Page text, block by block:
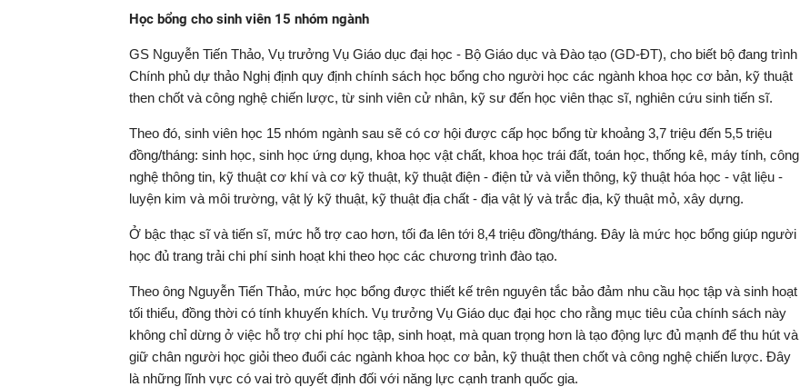
Học bổng cho sinh viên 15 nhóm ngành
GS Nguyễn Tiến Thảo, Vụ trưởng Vụ Giáo dục đại học - Bộ Giáo dục và Đào tạo (GD-ĐT), cho biết bộ đang trình
Chính phủ dự thảo Nghị định quy định chính sách học bổng cho người học các ngành khoa học cơ bản, kỹ thuật
then chốt và công nghệ chiến lược, từ sinh viên cử nhân, kỹ sư đến học viên thạc sĩ, nghiên cứu sinh tiến sĩ.
Theo đó, sinh viên học 15 nhóm ngành sau sẽ có cơ hội được cấp học bổng từ khoảng 3,7 triệu đến 5,5 triệu
đồng/tháng: sinh học, sinh học ứng dụng, khoa học vật chất, khoa học trái đất, toán học, thống kê, máy tính, công
nghệ thông tin, kỹ thuật cơ khí và cơ kỹ thuật, kỹ thuật điện - điện tử và viễn thông, kỹ thuật hóa học - vật liệu -
luyện kim và môi trường, vật lý kỹ thuật, kỹ thuật địa chất - địa vật lý và trắc địa, kỹ thuật mỏ, xây dựng.
Ở bậc thạc sĩ và tiến sĩ, mức hỗ trợ cao hơn, tối đa lên tới 8,4 triệu đồng/tháng. Đây là mức học bổng giúp người
học đủ trang trải chi phí sinh hoạt khi theo học các chương trình đào tạo.
Theo ông Nguyễn Tiến Thảo, mức học bổng được thiết kế trên nguyên tắc bảo đảm nhu cầu học tập và sinh hoạt
tối thiểu, đồng thời có tính khuyến khích. Vụ trưởng Vụ Giáo dục đại học cho rằng mục tiêu của chính sách này
không chỉ dừng ở việc hỗ trợ chi phí học tập, sinh hoạt, mà quan trọng hơn là tạo động lực đủ mạnh để thu hút và
giữ chân người học giỏi theo đuổi các ngành khoa học cơ bản, kỹ thuật then chốt và công nghệ chiến lược. Đây
là những lĩnh vực có vai trò quyết định đối với năng lực cạnh tranh quốc gia.